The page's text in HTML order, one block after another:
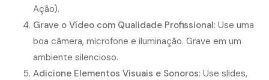
Ação).
Grave o Vídeo com Qualidade Profissional: Use uma
boa câmera, microfone e iluminação. Grave em um
ambiente silencioso.
Adicione Elementos Visuais e Sonoros: Use slides,